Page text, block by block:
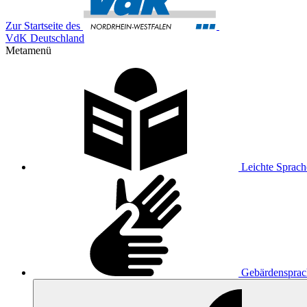
Zur Startseite des
VdK Deutschland
Metamenü
Leichte